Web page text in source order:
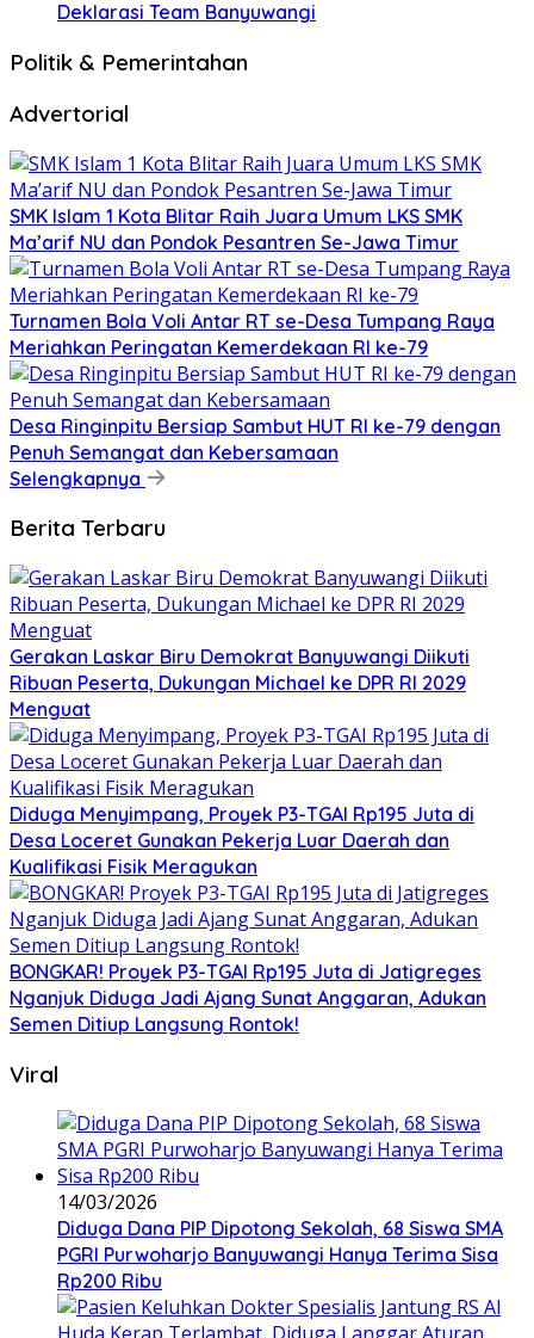
Deklarasi Team Banyuwangi
Politik & Pemerintahan
Advertorial
SMK Islam 1 Kota Blitar Raih Juara Umum LKS SMK
Ma’arif NU dan Pondok Pesantren Se-Jawa Timur
Turnamen Bola Voli Antar RT se-Desa Tumpang Raya
Meriahkan Peringatan Kemerdekaan RI ke-79
Desa Ringinpitu Bersiap Sambut HUT RI ke-79 dengan
Penuh Semangat dan Kebersamaan
Selengkapnya
Berita Terbaru
Gerakan Laskar Biru Demokrat Banyuwangi Diikuti
Ribuan Peserta, Dukungan Michael ke DPR RI 2029
Menguat
Diduga Menyimpang, Proyek P3-TGAI Rp195 Juta di
Desa Loceret Gunakan Pekerja Luar Daerah dan
Kualifikasi Fisik Meragukan
BONGKAR! Proyek P3-TGAI Rp195 Juta di Jatigreges
Nganjuk Diduga Jadi Ajang Sunat Anggaran, Adukan
Semen Ditiup Langsung Rontok!
Viral
14/03/2026
Diduga Dana PIP Dipotong Sekolah, 68 Siswa SMA
PGRI Purwoharjo Banyuwangi Hanya Terima Sisa
Rp200 Ribu